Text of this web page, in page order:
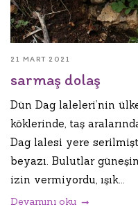
21 MART 2021
sarmaş dolaş
Dün Dag laleleri’nin
köklerinde, taş
Dag lalesi yere
beyazı. Bulutlar
izin vermiyordu, ışık...
Devamını oku